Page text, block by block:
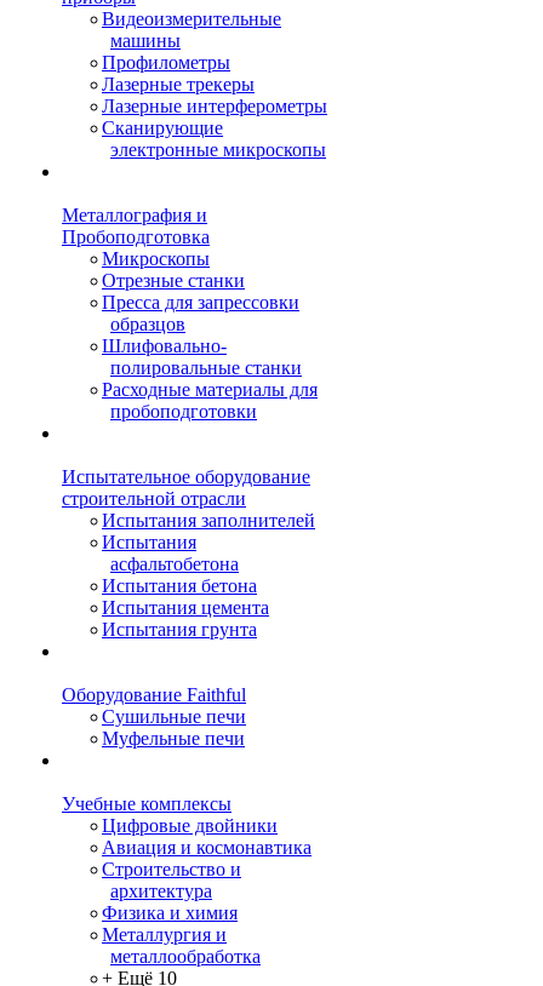
Видеоизмерительные
машины
Профилометры
Лазерные трекеры
Лазерные интерферометры
Сканирующие
электронные микроскопы
Металлография и
Пробоподготовка
Микроскопы
Отрезные станки
Пресса для запрессовки
образцов
Шлифовально-
полировальные станки
Расходные материалы для
пробоподготовки
Испытательное оборудование
строительной отрасли
Испытания заполнителей
Испытания
асфальтобетона
Испытания бетона
Испытания цемента
Испытания грунта
Оборудование Faithful
Сушильные печи
Муфельные печи
Учебные комплексы
Цифровые двойники
Авиация и космонавтика
Строительство и
архитектура
Физика и химия
Металлургия и
металлообработка
+ Ещё 10